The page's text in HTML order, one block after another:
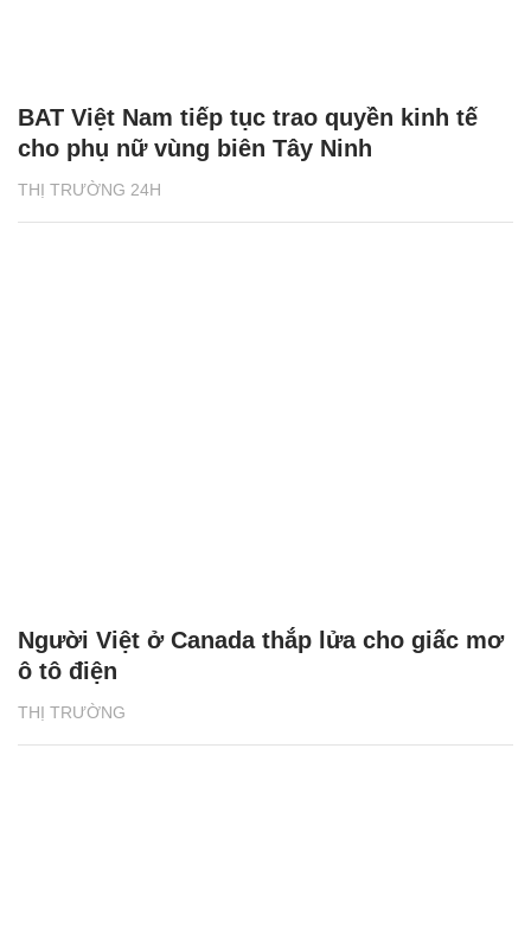
THỊ TRƯỜNG 24H
BAT Việt Nam tiếp tục trao quyền kinh tế
cho phụ nữ vùng biên Tây Ninh
THỊ TRƯỜNG
Người Việt ở Canada thắp lửa cho giấc mơ
ô tô điện